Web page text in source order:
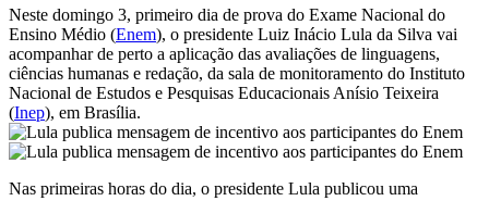
Neste domingo 3, primeiro dia de prova do Exame Nacional do
Ensino Médio (Enem), o presidente Luiz Inácio Lula da Silva vai
acompanhar de perto a aplicação das avaliações de linguagens,
ciências humanas e redação, da sala de monitoramento do Instituto
Nacional de Estudos e Pesquisas Educacionais Anísio Teixeira
(Inep), em Brasília.
Nas primeiras horas do dia, o presidente Lula publicou uma